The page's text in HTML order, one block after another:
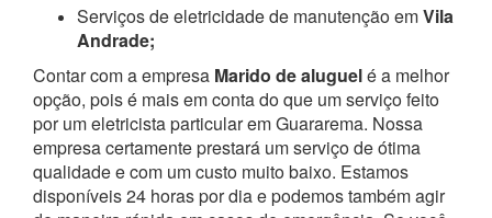
Serviços de eletricidade de manutenção emVila
Andrade;
Contar com a empresa Marido de aluguelé a melhor
opção, pois é mais em conta do que um serviço feito
por um eletricista particular em Guararema. Nossa
empresa certamente prestará um serviço de ótima
qualidade e com um custo muito baixo. Estamos
disponíveis 24 horas por dia e podemos também agir